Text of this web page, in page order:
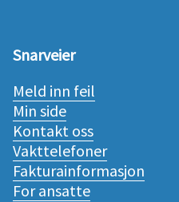
Snarveier
Meld inn feil
Min side
Kontakt oss
Vakttelefoner
Fakturainformasjon
For ansatte